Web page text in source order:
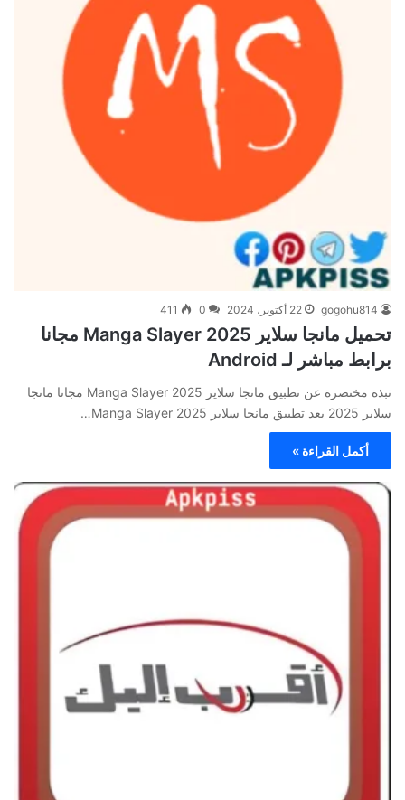
gogohu814 22 أكتوبر، 2024 0
411
تحميل مانجا سلاير Manga Slayer 2025 مجانا
برابط مباشر لـ Android
نبذة مختصرة عن تطبيق مانجا سلاير Manga Slayer 2025 مجانا مانجا
سلاير 2025 يعد تطبيق مانجا سلاير Manga Slayer 2025…
أكمل القراءة »